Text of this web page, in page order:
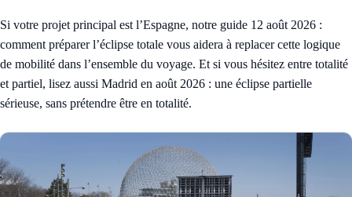
Si votre projet principal est l’Espagne, notre guide 12 août 2026 :
comment préparer l’éclipse totale vous aidera à replacer cette logique
de mobilité dans l’ensemble du voyage. Et si vous hésitez entre totalité
et partiel, lisez aussi Madrid en août 2026 : une éclipse partielle
sérieuse, sans prétendre être en totalité.